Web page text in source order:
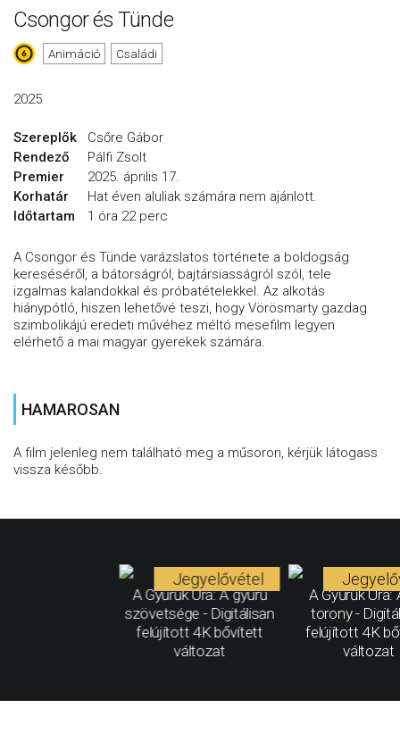
Csongor és Tünde
Animáció Családi
2025
Szereplők
Csőre Gábor
Rendező
Pálfi Zsolt
Premier
2025. április 17.
Korhatár
Hat éven aluliak számára nem ajánlott.
Időtartam
1 óra 22 perc
A Csongor és Tünde varázslatos története a boldogság
kereséséről, a bátorságról, bajtársiasságról szól, tele
izgalmas kalandokkal és próbatételekkel. Az alkotás
hiánypótló, hiszen lehetővé teszi, hogy Vörösmarty gazdag
szimbolikájú eredeti művéhez méltó mesefilm legyen
elérhető a mai magyar gyerekek számára.
HAMAROSAN
A film jelenleg nem található meg a műsoron, kérjük látogass
vissza később.
A Gyűrűk Ura: A gyűrű
szövetsége - Digitálisan
felújított 4K bővített
változat
Jegyelővétel
A Gyűrűk Ura:
torony -
felújított 4K
változat